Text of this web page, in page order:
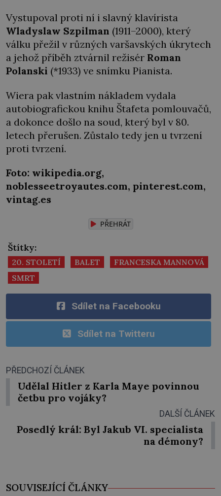
Vystupoval proti ní i slavný klavírista
Wladyslaw Szpilman (1911–2000), který
válku přežil v různých varšavských úkrytech
a jehož příběh ztvárnil režisér Roman
Polanski (*1933) ve snímku Pianista.
Wiera pak vlastním nákladem vydala
autobiografickou knihu Štafeta pomlouvačů,
a dokonce došlo na soud, který byl v 80.
letech přerušen. Zůstalo tedy jen u tvrzení
proti tvrzení.
Foto: wikipedia.org,
noblesseetroyautes.com, pinterest.com,
vintag.es
PŘEHRÁT
Štítky:
20. STOLETÍ BALET
FRANCESKA MANNOVÁ
SMRT
Sdílet na Facebooku
Sdílet na Twitteru
PŘEDCHOZÍ ČLÁNEK
Udělal Hitler z Karla Maye povinnou
četbu pro vojáky?
DALŠÍ ČLÁNEK
Posedlý král: Byl Jakub VI. specialista
na démony?
SOUVISEJÍCÍ ČLÁNKY